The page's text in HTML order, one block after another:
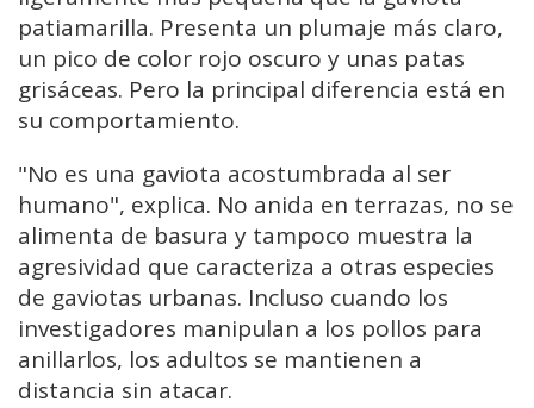
patiamarilla. Presenta un plumaje más claro,
un pico de color rojo oscuro y unas patas
grisáceas. Pero la principal diferencia está en
su comportamiento.
"No es una gaviota acostumbrada al ser
humano", explica. No anida en terrazas, no se
alimenta de basura y tampoco muestra la
agresividad que caracteriza a otras especies
de gaviotas urbanas. Incluso cuando los
investigadores manipulan a los pollos para
anillarlos, los adultos se mantienen a
distancia sin atacar.